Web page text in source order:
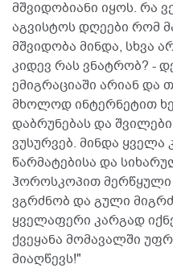
მშვიდობიანი იყოს. რა
აგვისტოს დღეები რომ
მშვიდობა მინდა, სხვა
კიდევ რას ვნატრობ? -
ემიგრაციაში არიან და
მხოლოდ ინტერნეტით
დაბრუნებას და
ვუსურვებ. მინდა ყველა
წარმატებისა და
ჰოროსკოპით მერწყული
ვგრძნობ და გული
ყველაფერი კარგად
ქვეყანა მომავალში
მიაღწევს!"